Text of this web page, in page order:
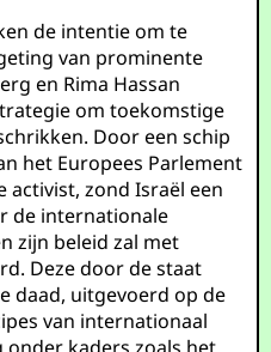
de intentie om te
van prominente
en Rima Hassan
om toekomstige
Door een schip
het Europees Parlement
activist, zond Israël een
de internationale
zijn beleid zal met
Deze door de staat
daad, uitgevoerd op de
van internationaal